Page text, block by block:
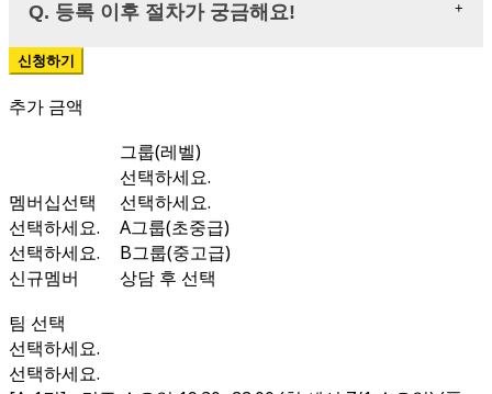
Q. 등록 이후 절차가 궁금해요!
추가 금액
멤버십선택
선택하세요.
선택하세요.
신규멤버
그룹(레벨)
선택하세요.
선택하세요.
A그룹(초중급)
B그룹(중고급)
상담 후 선택
팀 선택
선택하세요.
선택하세요.